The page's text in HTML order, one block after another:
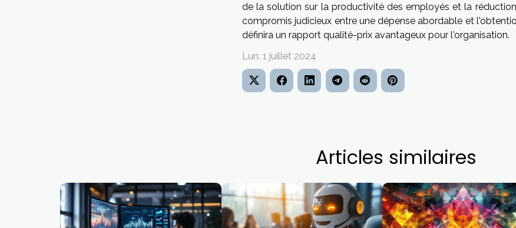
de la solution sur la productivité des employés et la
compromis judicieux entre une dépense abordable et
définira un rapport qualité-prix avantageux pour l'organisation.
Lun. 1 juillet 2024
Articles similaires